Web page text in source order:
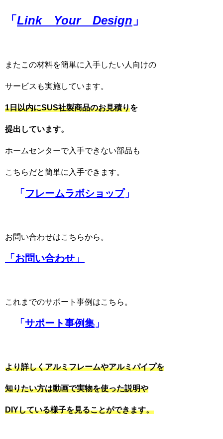
「 Link Your Design 」
またこの材料を簡単に入手したい人向けの
サービスも実施しています。
1日以内にSUS社製商品のお見積りを
提出しています。
ホームセンターで入手できない部品も
こちらだと簡単に入手できます。
「 フレームラボショップ」
お問い合わせはこちらから。
「お問い合わせ」
これまでのサポート事例はこちら。
「 サポート事例集 」
より詳しくアルミフレームやアルミパイプを
知りたい方は動画で実物を使った説明や
DIYしている様子を見ることができます。